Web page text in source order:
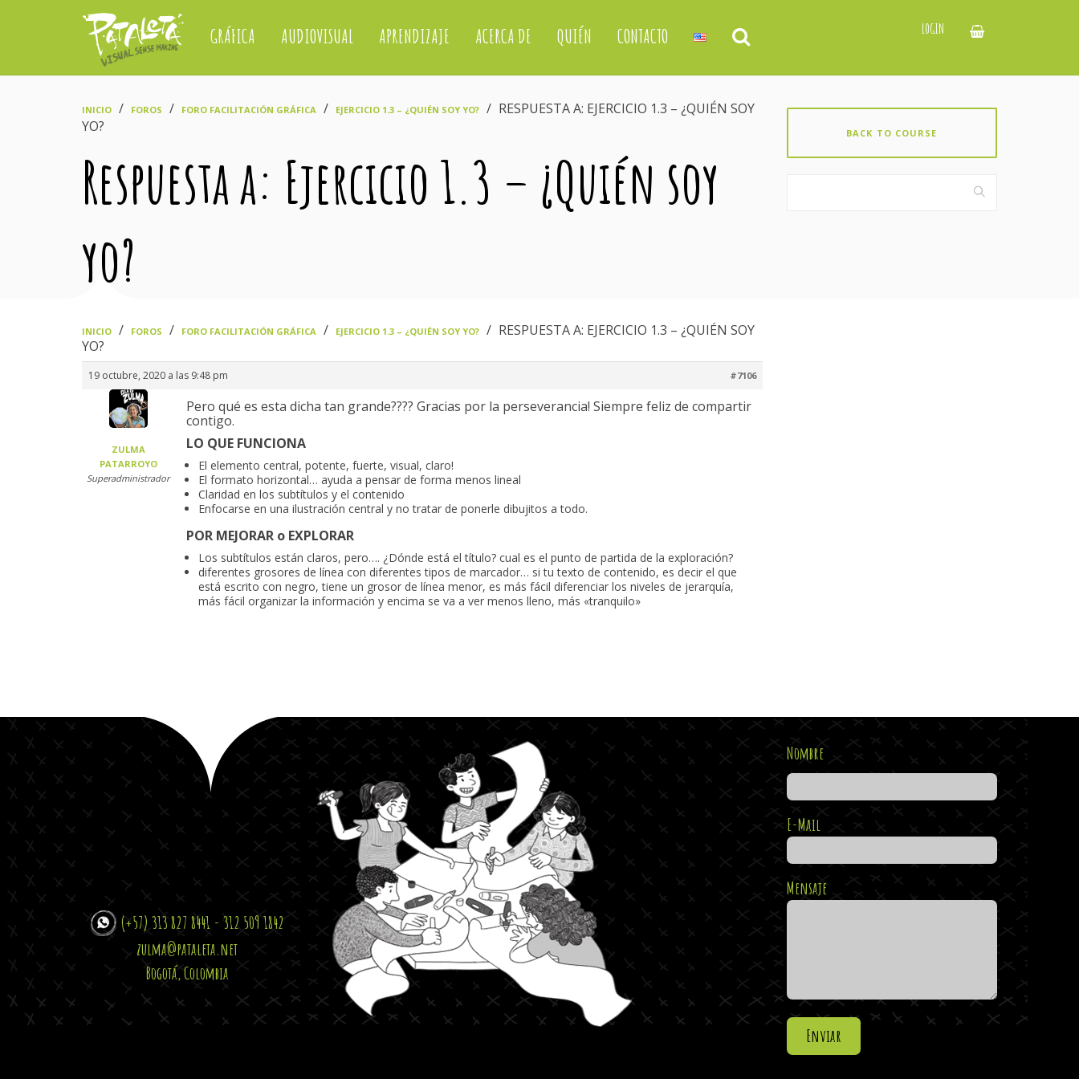
GRÁFICA AUDIOVISUAL APRENDIZAJE ACERCA DE QUIÉN CONTACTO LOGIN
INICIO FOROS FORO FACILITACIÓN GRÁFICA EJERCICIO 1.3 – ¿QUIÉN SOY YO?
RESPUESTA A: EJERCICIO 1.3 – ¿QUIÉN SOY
YO?
Respuesta a: Ejercicio 1.3 – ¿Quién soy
yo?
BACK TO COURSE
INICIO FOROS FORO FACILITACIÓN GRÁFICA EJERCICIO 1.3 – ¿QUIÉN SOY YO?
RESPUESTA A: EJERCICIO 1.3 – ¿QUIÉN SOY
YO?
19 octubre, 2020 a las 9:48 pm #7106
ZULMA
PATARROYO
Superadministrador
Pero qué es esta dicha tan grande???? Gracias por la perseverancia! Siempre feliz de compartir
contigo.
LO QUE FUNCIONA
El elemento central, potente, fuerte, visual, claro!
El formato horizontal… ayuda a pensar de forma menos lineal
Claridad en los subtítulos y el contenido
Enfocarse en una ilustración central y no tratar de ponerle dibujitos a todo.
POR MEJORAR o EXPLORAR
Los subtítulos están claros, pero…. ¿Dónde está el título? cual es el punto de partida de la exploración?
diferentes grosores de línea con diferentes tipos de marcador… si tu texto de contenido, es decir el que
está escrito con negro, tiene un grosor de línea menor, es más fácil diferenciar los niveles de jerarquía,
más fácil organizar la información y encima se va a ver menos lleno, más «tranquilo»
(+57) 313 827 8441 - 312 509 1842
zulma@pataleta.net
Bogotá, Colombia
Nombre
E-Mail
Mensaje